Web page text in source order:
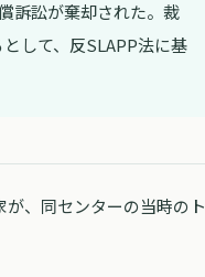
訴訟が棄却された。裁
して、反SLAPP法に基
、同センターの当時のト